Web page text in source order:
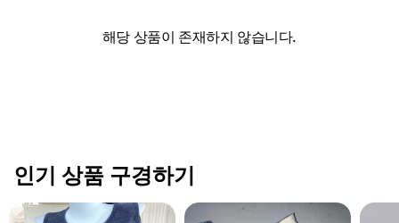
해당 상품이 존재하지 않습니다.
인기 상품 구경하기